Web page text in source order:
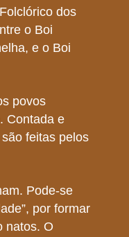
dos
o Boi
e o Boi
povos
Contada e
feitas pelos
Pode-se
por formar
natos. O